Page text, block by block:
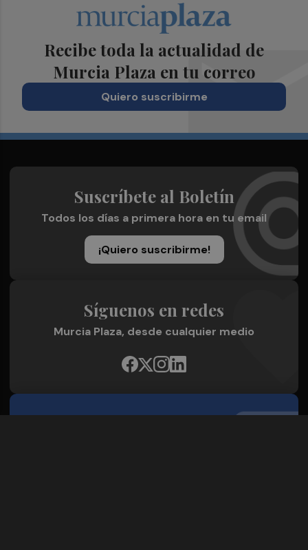
Recibe toda la actualidad de
Murcia Plaza en tu correo
Quiero suscribirme
Suscríbete al Boletín
Todos los días a primera hora en tu email
¡Quiero suscribirme!
Síguenos en redes
Murcia Plaza, desde cualquier medio